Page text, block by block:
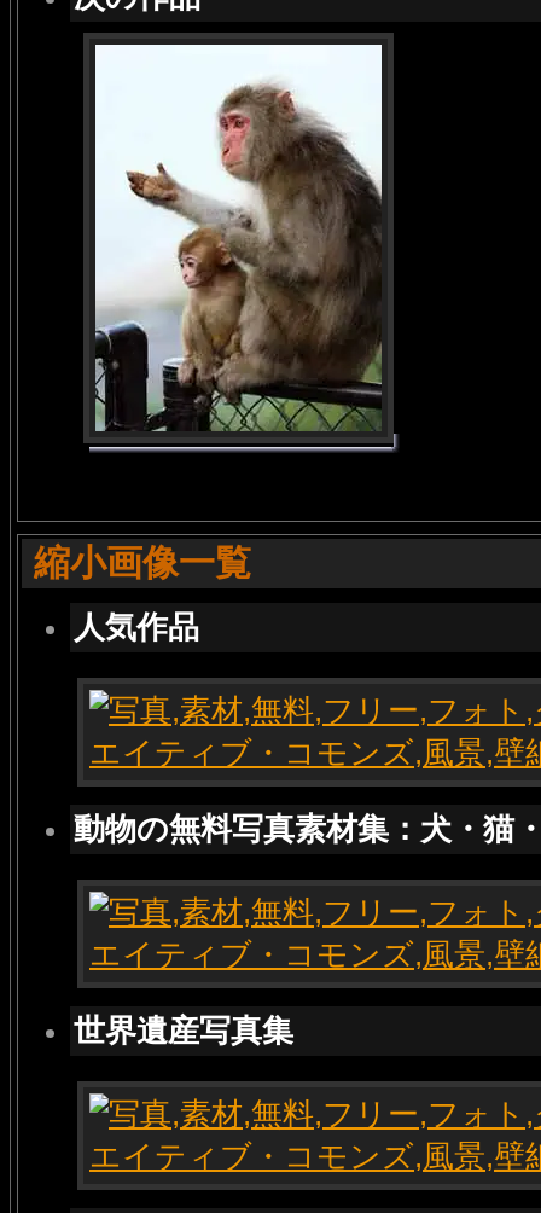
縮小画像一覧
人気作品
動物の無料写真素材集：犬・猫
世界遺産写真集